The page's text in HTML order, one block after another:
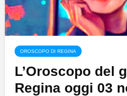
OROSCOPO DI REGINA
L’Oroscopo del
Regina oggi 03